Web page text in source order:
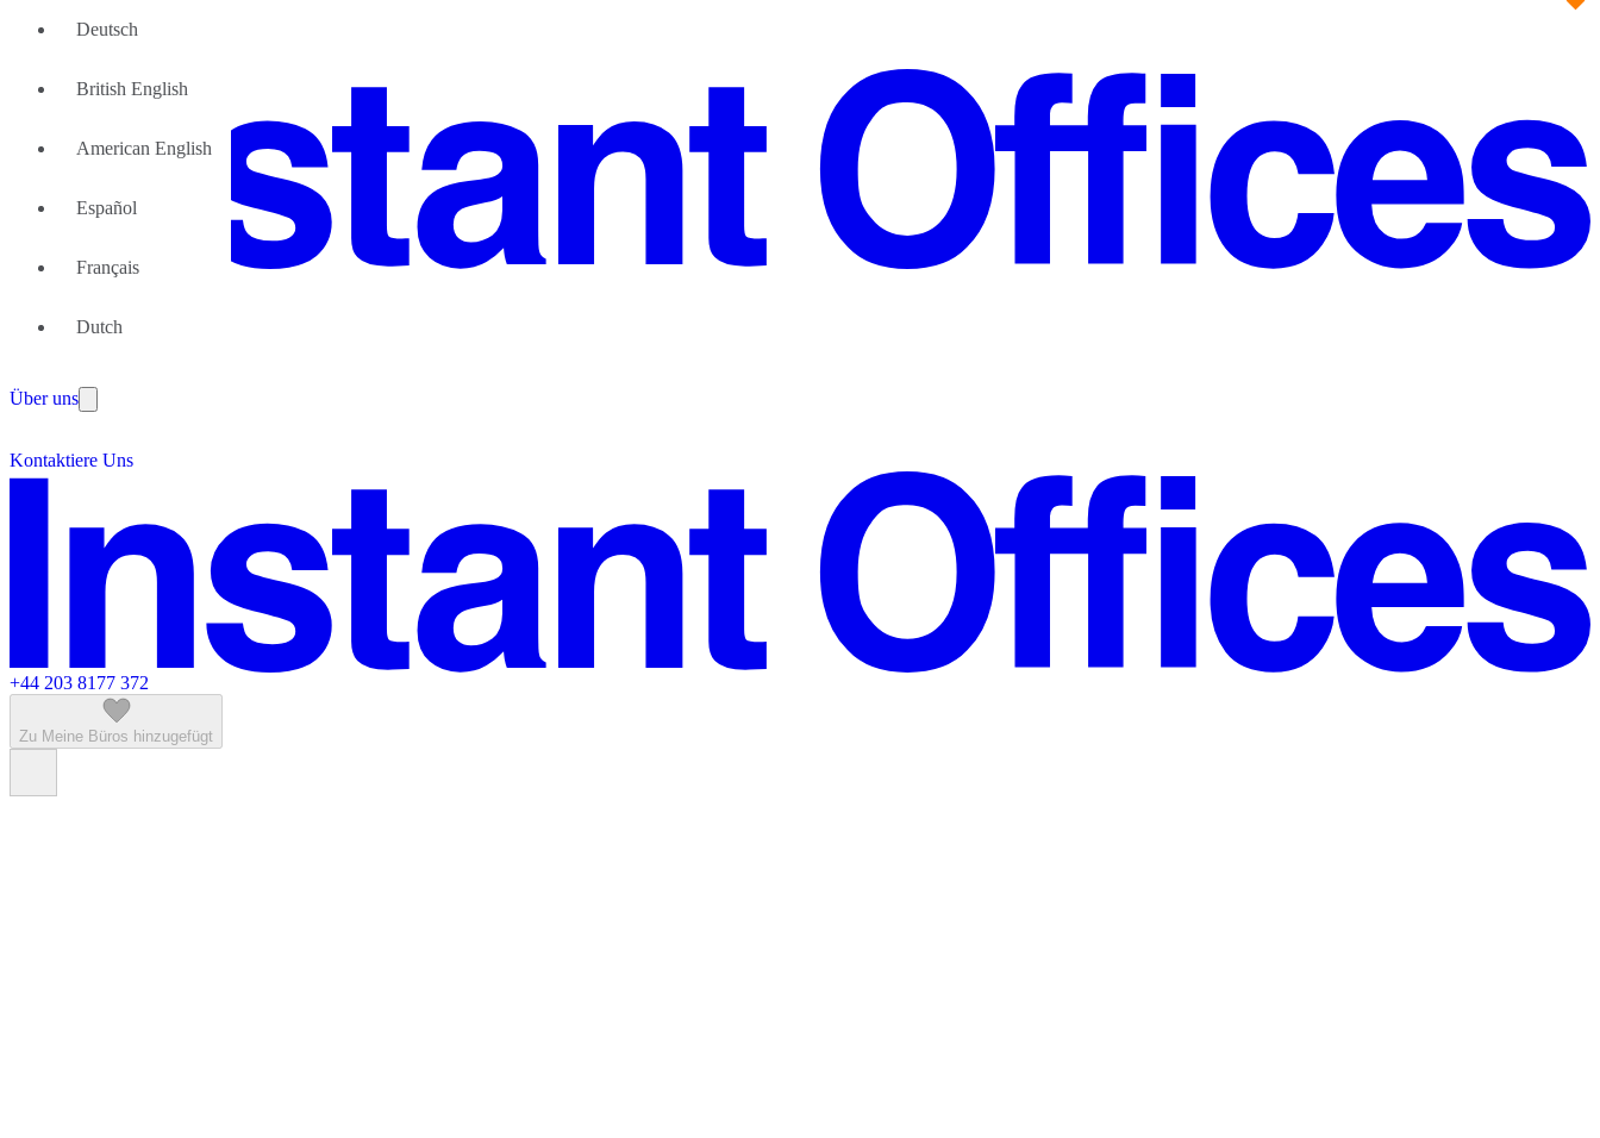
Wir können Ihnen helfen
Über uns
Kontaktiere Uns
+44 203 8177 372
Zu Meine Büros hinzugefügt
Deutsch
British English
American English
Español
Français
Dutch